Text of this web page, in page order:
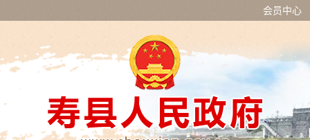
会员中心